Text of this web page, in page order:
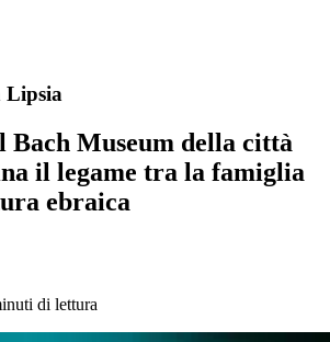
Lipsia
Bach Museum della città
il legame tra la famiglia
ebraica
di lettura